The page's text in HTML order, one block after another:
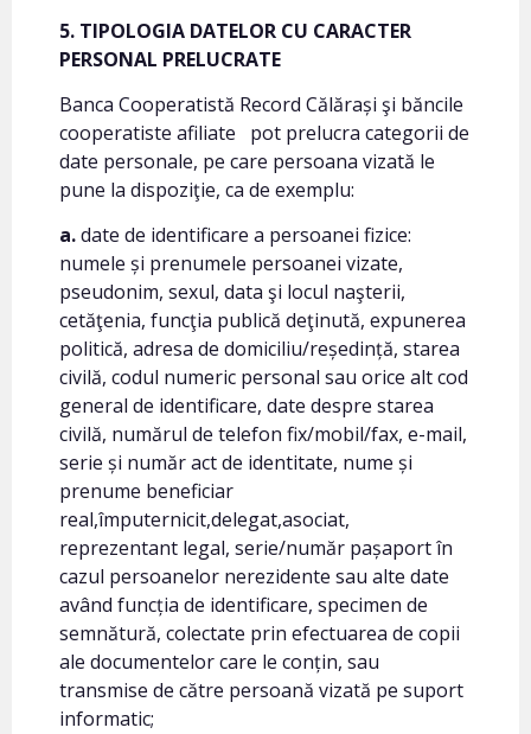
5. TIPOLOGIA DATELOR CU CARACTER
PERSONAL PRELUCRATE
Banca Cooperatistă Record Călărași şi băncile
cooperatiste afiliate pot prelucra categorii de
date personale, pe care persoana vizată le
pune la dispoziţie, ca de exemplu:
a.date de identificare a persoanei fizice:
numele și prenumele persoanei vizate,
pseudonim, sexul, data şi locul naşterii,
cetăţenia, funcţia publică deţinută, expunerea
politică, adresa de domiciliu/reședință, starea
civilă, codul numeric personal sau orice alt cod
general de identificare, date despre starea
civilă, numărul de telefon fix/mobil/fax, e-mail,
serie și număr act de identitate, nume și
prenume beneficiar
real,împuternicit,delegat,asociat,
reprezentant legal, serie/număr pașaport în
cazul persoanelor nerezidente sau alte date
având funcția de identificare, specimen de
semnătură, colectate prin efectuarea de copii
ale documentelor care le conțin, sau
transmise de către persoană vizată pe suport
informatic;